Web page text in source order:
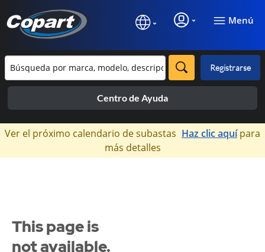
Menú
Registrarse
Centro de Ayuda
×
Ver el próximo calendario de subastas Haz clic aquípara
más detalles
This page is
not available.